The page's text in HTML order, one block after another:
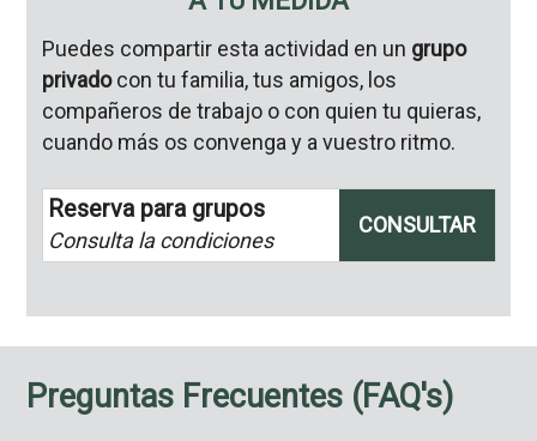
Puedes compartir esta actividad en un grupo
privadocon tu familia, tus amigos, los
compañeros de trabajo o con quien tu quieras,
cuando más os convenga y a vuestro ritmo.
Reserva para grupos
Consulta la condiciones
CONSULTAR
Preguntas Frecuentes (FAQ's)